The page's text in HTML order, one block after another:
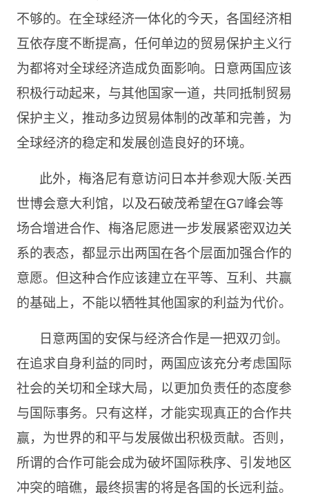
不够的。在全球经济一体化的今天，各国经济相
互依存度不断提高，任何单边的贸易保护主义行
为都将对全球经济造成负面影响。日意两国应该
积极行动起来，与其他国家一道，共同抵制贸易
保护主义，推动多边贸易体制的改革和完善，为
全球经济的稳定和发展创造良好的环境。
此外，梅洛尼有意访问日本并参观大阪·关西
世博会意大利馆，以及石破茂希望在G7峰会等
场合增进合作、梅洛尼愿进一步发展紧密双边关
系的表态，都显示出两国在各个层面加强合作的
意愿。但这种合作应该建立在平等、互利、共赢
的基础上，不能以牺牲其他国家的利益为代价。
日意两国的安保与经济合作是一把双刃剑。
在追求自身利益的同时，两国应该充分考虑国际
社会的关切和全球大局，以更加负责任的态度参
与国际事务。只有这样，才能实现真正的合作共
赢，为世界的和平与发展做出积极贡献。否则，
所谓的合作可能会成为破坏国际秩序、引发地区
冲突的暗礁，最终损害的将是各国的长远利益。